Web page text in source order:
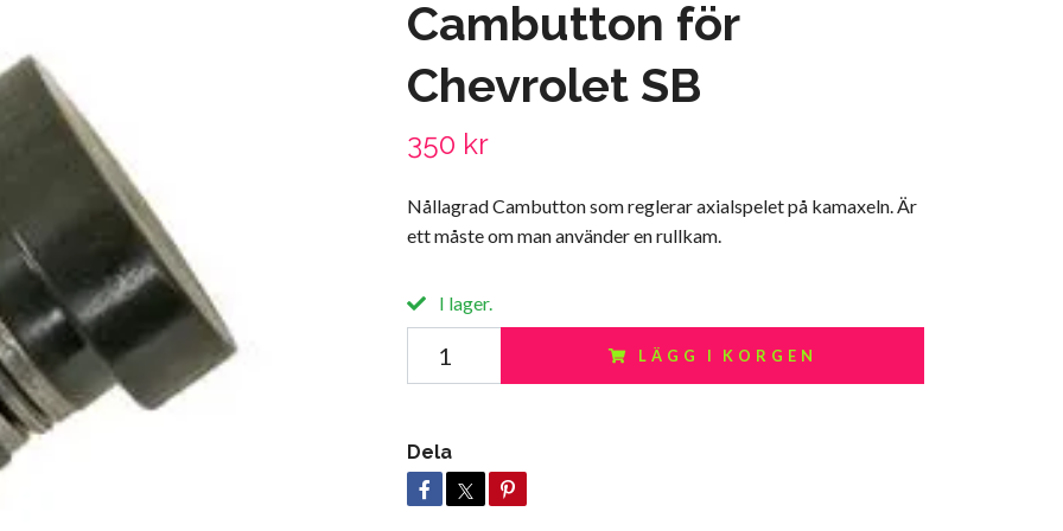
Cambutton för
Chevrolet SB
350 kr
Nållagrad Cambutton som reglerar axialspelet på kamaxeln. Är
ett måste om man använder en rullkam.
I lager.
LÄGG I KORGEN
Dela